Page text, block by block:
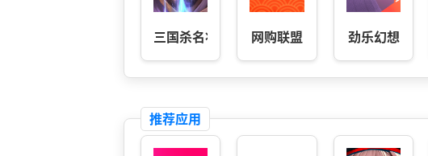
三国杀名将传 网购联盟 劲乐幻想
推荐应用